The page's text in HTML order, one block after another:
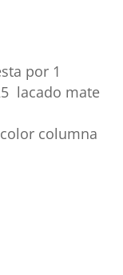
por 1
lacado mate
columna